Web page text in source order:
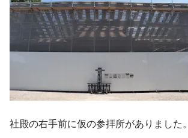
社殿の右手前に仮の参拝所がありました。